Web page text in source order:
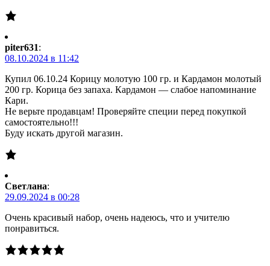
piter631:
08.10.2024 в 11:42
Купил 06.10.24 Корицу молотую 100 гр. и Кардамон молотый
200 гр. Корица без запаха. Кардамон — слабое напоминание
Кари.
Не верьте продавцам! Проверяйте специи перед покупкой
самостоятельно!!!
Буду искать другой магазин.
Светлана:
29.09.2024 в 00:28
Очень красивый набор, очень надеюсь, что и учителю
понравиться.